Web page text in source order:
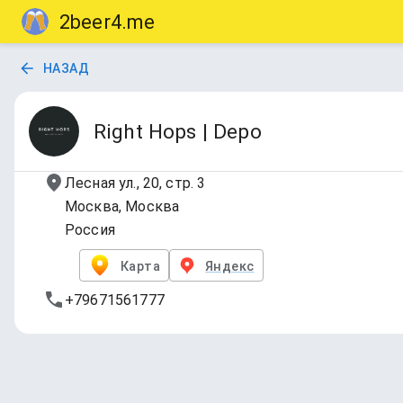
2beer4.me
НАЗАД
Right Hops | Depo
Лесная ул., 20, стр. 3
Москва, Москва
Россия
Карта Яндекс
+79671561777